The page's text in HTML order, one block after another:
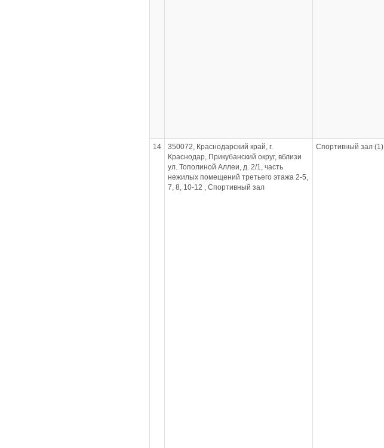
14
350072, Краснодарский край, г.
Краснодар, Прикубанский округ, вблизи
ул. Тополиной Аллеи, д. 2/1, часть
нежилых помещений третьего этажа 2-5,
7, 8, 10-12 , Спортивный зал
Спортивный зал (1)